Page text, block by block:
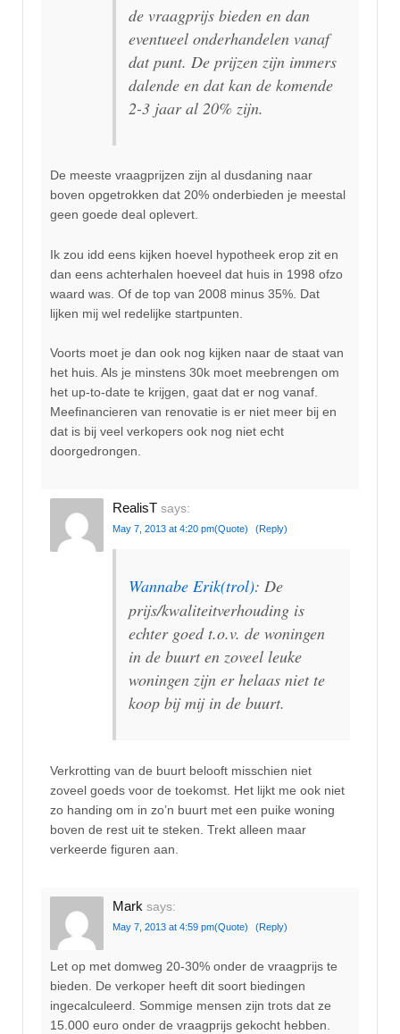
de vraagprijs bieden en dan
eventueel onderhandelen vanaf
dat punt. De prijzen zijn immers
dalende en dat kan de komende
2-3 jaar al 20% zijn.
De meeste vraagprijzen zijn al dusdaning naar
boven opgetrokken dat 20% onderbieden je meestal
geen goede deal oplevert.
Ik zou idd eens kijken hoevel hypotheek erop zit en
dan eens achterhalen hoeveel dat huis in 1998 ofzo
waard was. Of de top van 2008 minus 35%. Dat
lijken mij wel redelijke startpunten.
Voorts moet je dan ook nog kijken naar de staat van
het huis. Als je minstens 30k moet meebrengen om
het up-to-date te krijgen, gaat dat er nog vanaf.
Meefinancieren van renovatie is er niet meer bij en
dat is bij veel verkopers ook nog niet echt
doorgedrongen.
RealisT says:
May 7, 2013 at 4:20 pm(Quote) (Reply)
Wannabe Erik(trol): De
prijs/kwaliteitverhouding is
echter goed t.o.v. de woningen
in de buurt en zoveel leuke
woningen zijn er helaas niet te
koop bij mij in de buurt.
Verkrotting van de buurt belooft misschien niet
zoveel goeds voor de toekomst. Het lijkt me ook niet
zo handing om in zo’n buurt met een puike woning
boven de rest uit te steken. Trekt alleen maar
verkeerde figuren aan.
Mark says:
May 7, 2013 at 4:59 pm(Quote) (Reply)
Let op met domweg 20-30% onder de vraagprijs te
bieden. De verkoper heeft dit soort biedingen
ingecalculeerd. Sommige mensen zijn trots dat ze
15.000 euro onder de vraagprijs gekocht hebben.